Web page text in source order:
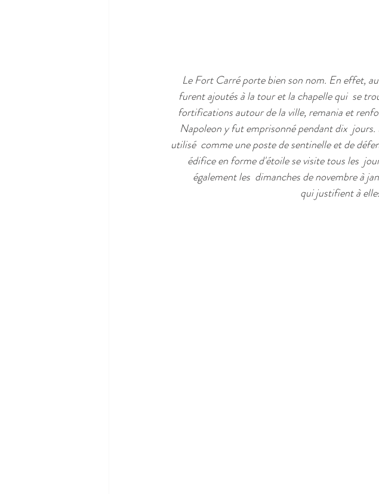
Le Fort Carré porte bien son nom. En effet,
furent ajoutés à la tour et la chapelle qui  se
fortifications autour de la ville, remania et
Napoleon y fut emprisonné pendant dix
utilisé  comme une poste de sentinelle et de
édifice en forme d'étoile se visite tous les
également les  dimanches de novembre à
qui justifient à